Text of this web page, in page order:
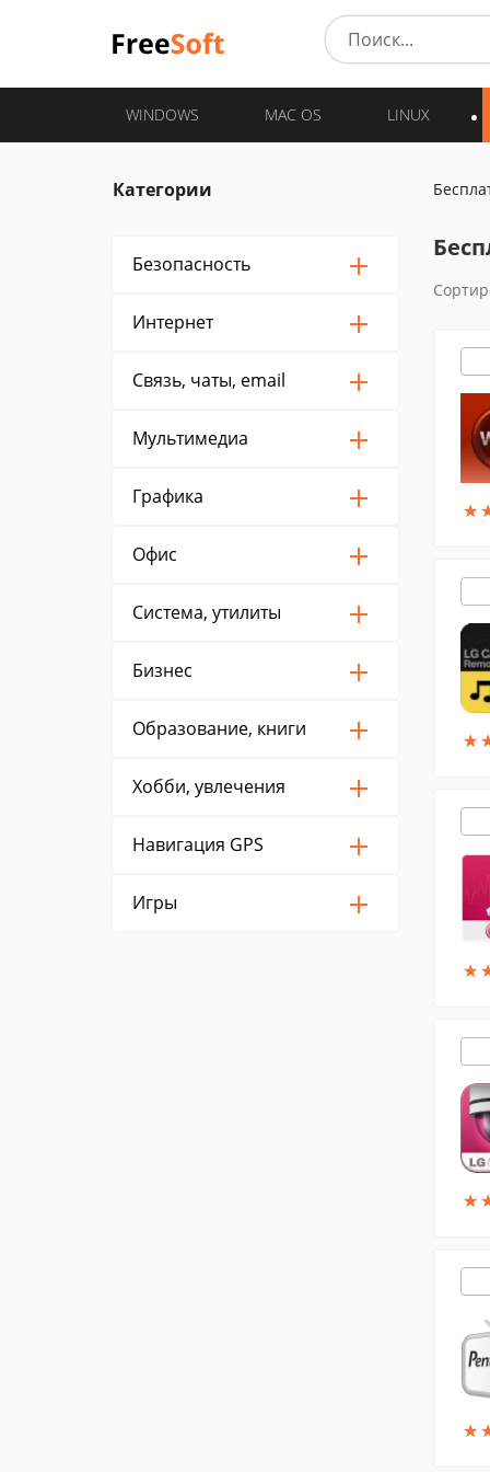
WINDOWS MAC OS LINUX
Категории
Безопасность
Интернет
Связь, чаты, email
Мультимедиа
Графика
Офис
Система, утилиты
Бизнес
Образование, книги
Хобби, увлечения
Навигация GPS
Игры
★
★
★
★
★
★
★
★
★
★